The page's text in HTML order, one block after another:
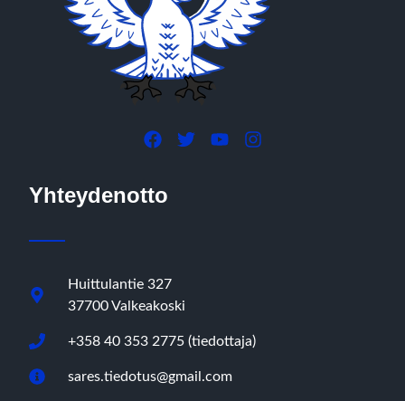
Yhteydenotto
Huittulantie 327
37700 Valkeakoski
+358 40 353 2775 (tiedottaja)
sares.tiedotus@gmail.com